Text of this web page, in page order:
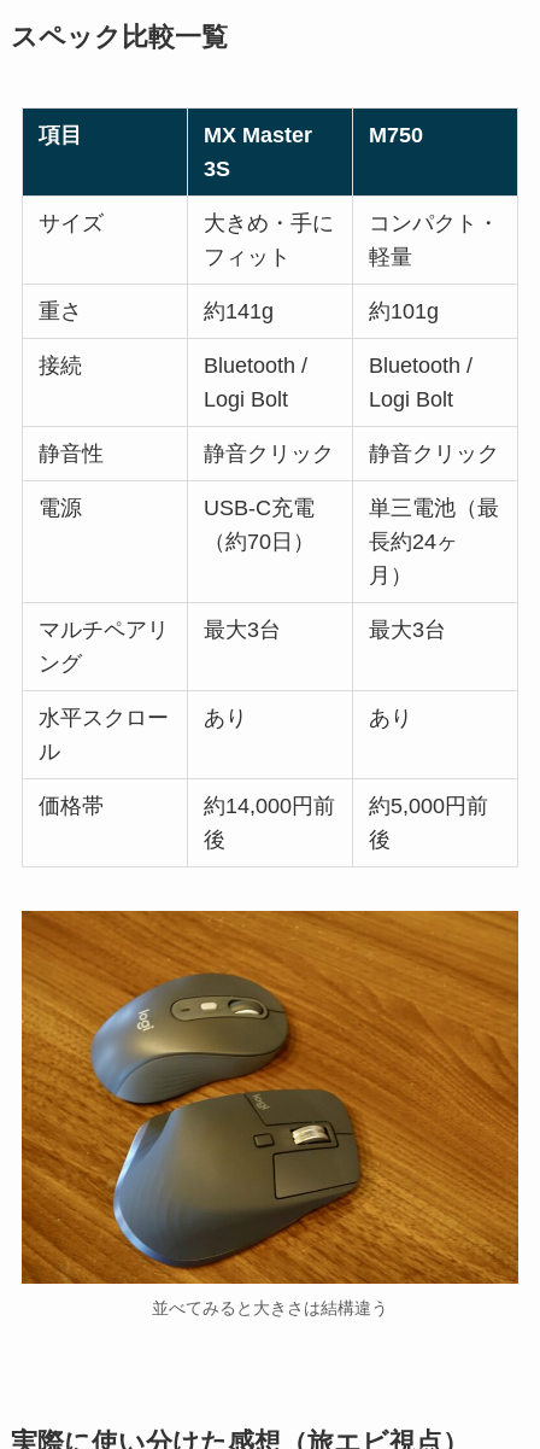
スペック比較一覧
項目
MX Master
3S
M750
サイズ
大きめ・手に
フィット
コンパクト・
軽量
重さ 約141g 約101g
接続
Bluetooth /
Logi Bolt
Bluetooth /
Logi Bolt
静音性 静音クリック 静音クリック
電源
USB-C充電
（約70日）
単三電池（最
長約24ヶ
月）
マルチペアリ
ング
最大3台 最大3台
水平スクロー
ル
あり あり
価格帯
約14,000円前
後
約5,000円前
後
並べてみると大きさは結構違う
実際に使い分けた感想（旅エビ視点）